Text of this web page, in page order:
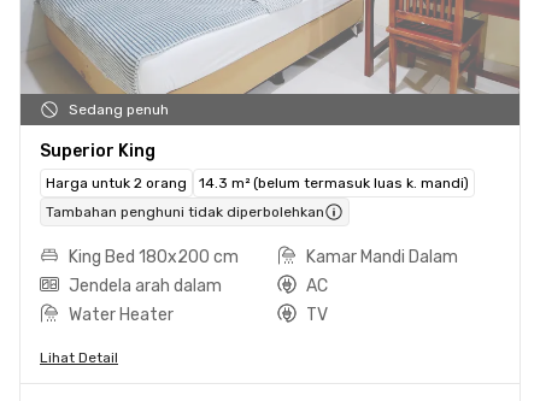
Sedang penuh
Superior King
Harga untuk 2 orang
14.3 m² (belum termasuk luas k. mandi)
Tambahan penghuni tidak diperbolehkan
King Bed 180x200 cm
Kamar Mandi Dalam
Jendela arah dalam
AC
Water Heater
TV
Lihat Detail